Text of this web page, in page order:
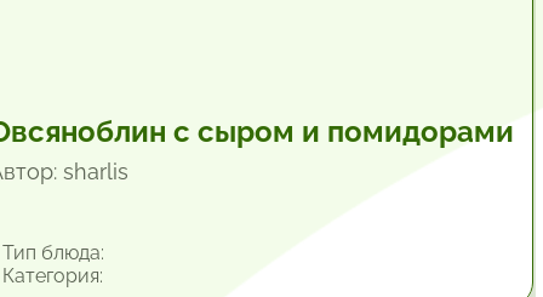
с сыром и помидорами
sharlis
блюда: